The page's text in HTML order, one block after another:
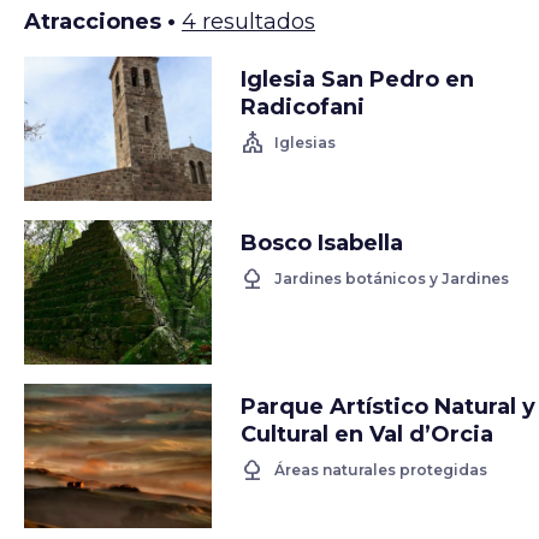
Atracciones • 4 resultados
Iglesia San Pedro en
Radicofani
church Iglesias
Bosco Isabella
nature Jardines botánicos y Jardines
Parque Artístico Natural y
Cultural en Val d’Orcia
nature Áreas naturales protegidas